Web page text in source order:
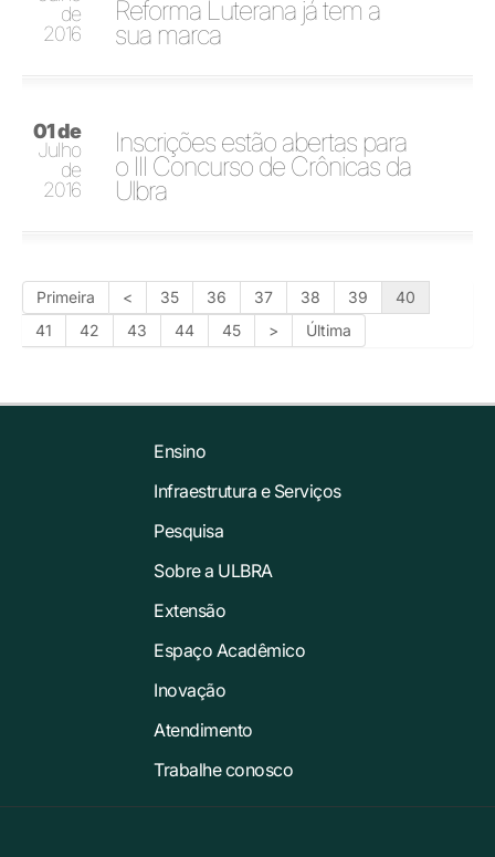
de
2016
Reforma Luterana já tem a
sua marca
01 de
Julho
de
2016
Inscrições estão abertas para
o III Concurso de Crônicas da
Ulbra
Primeira < 35 36 37 38 39
40
41
42 43 44 45 > Última
Ensino
Infraestrutura e Serviços
Pesquisa
Sobre a ULBRA
Extensão
Espaço Acadêmico
Inovação
Atendimento
Trabalhe conosco